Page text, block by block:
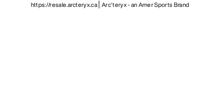
https://resale.arcteryx.ca Arc'teryx - an Amer Sports Brand